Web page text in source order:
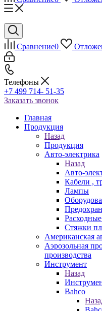
Сравнение0
Телефоны
+7 499 714- 51-35
Заказать звонок
Главная
Продукция
Назад
Продукция
Авто-электрика
Назад
Авто-
Кабели ,
Лампы
Стяжки
Американская
Аэрозольная
производства
Инструмент
Назад
Bahco